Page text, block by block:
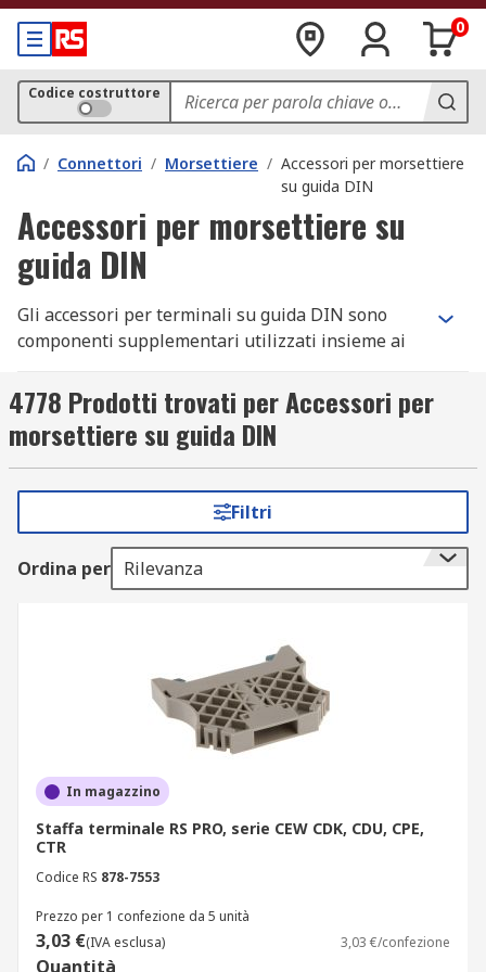
0
Codice costruttore
/ Connettori / Morsettiere / Accessori per morsettiere
su guida DIN
Accessori per morsettiere su
guida DIN
Gli accessori per terminali su guida DIN sono
componenti supplementari utilizzati insieme ai
funzionalità.
Tipi di accessori per terminali su guida DIN
Nel catalogo RS online è disponibile una vasta
gamma di accessori morsettiere guida din, come
ad esempio:
Piastre terminali e intermedie
Strisce segnaletiche
Piastre divisorie
Connettori schermati
Barre jumper
Piastre di supporto
Sezioni finali
Si possono inoltre trovare diversi modelli di
accessori, dei migliori marchi e di alta qualità, in
4778 Prodotti trovati per Accessori per
morsettiere su guida DIN
Filtri
Ordina per Rilevanza
In magazzino
Staffa terminale RS PRO, serie CEW CDK, CDU, CPE,
CTR
Codice RS 878-7553
Prezzo per 1 confezione da 5 unità
3,03 €(IVA esclusa) 3,03 €/confezione
Quantità